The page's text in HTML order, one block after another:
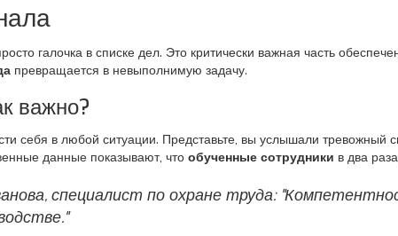
галочка в списке дел. Это критически важная часть
превращается в невыполнимую задачу.
важно?
себя в любой ситуации. Представьте, вы услышали тревожный
данные показывают, что обученные сотрудники в два
специалист по охране труда: